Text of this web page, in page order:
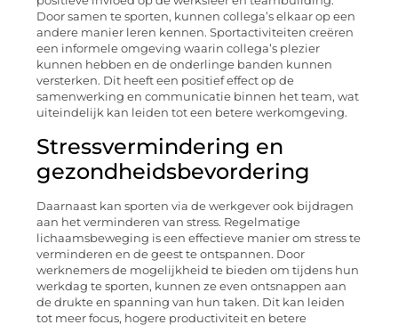
Door samen te sporten, kunnen collega’s elkaar op een
andere manier leren kennen. Sportactiviteiten creëren
een informele omgeving waarin collega’s plezier
kunnen hebben en de onderlinge banden kunnen
versterken. Dit heeft een positief effect op de
samenwerking en communicatie binnen het team, wat
uiteindelijk kan leiden tot een betere werkomgeving.
Stressvermindering en
gezondheidsbevordering
Daarnaast kan sporten via de werkgever ook bijdragen
aan het verminderen van stress. Regelmatige
lichaamsbeweging is een effectieve manier om stress te
verminderen en de geest te ontspannen. Door
werknemers de mogelijkheid te bieden om tijdens hun
werkdag te sporten, kunnen ze even ontsnappen aan
de drukte en spanning van hun taken. Dit kan leiden
tot meer focus, hogere productiviteit en betere